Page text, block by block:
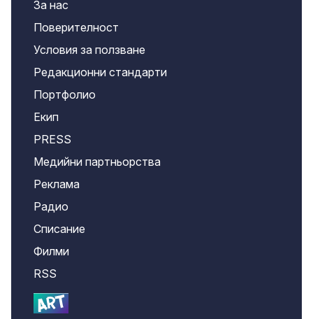
За нас
Поверителност
Условия за ползване
Редакционни стандарти
Портфолио
Екип
PRESS
Медийни партньорства
Реклама
Радио
Списание
Филми
RSS